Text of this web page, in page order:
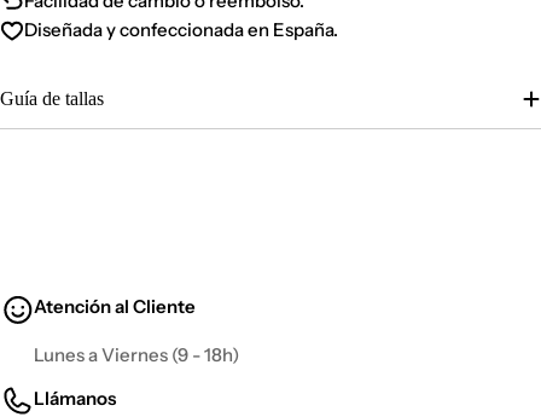
Diseñada y confeccionada en España.
Guía de tallas
Atención al Cliente
Lunes a Viernes (9 - 18h)
Llámanos